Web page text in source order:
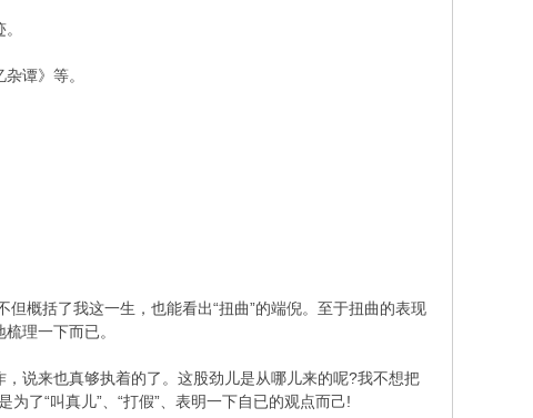
谭》等。
概括了我这一生，也能看出“扭曲”的端倪。至于扭曲的表现
理一下而已。
说来也真够执着的了。这股劲儿是从哪儿来的呢?我不想把
了“叫真儿”、“打假”、表明一下自已的观点而己!